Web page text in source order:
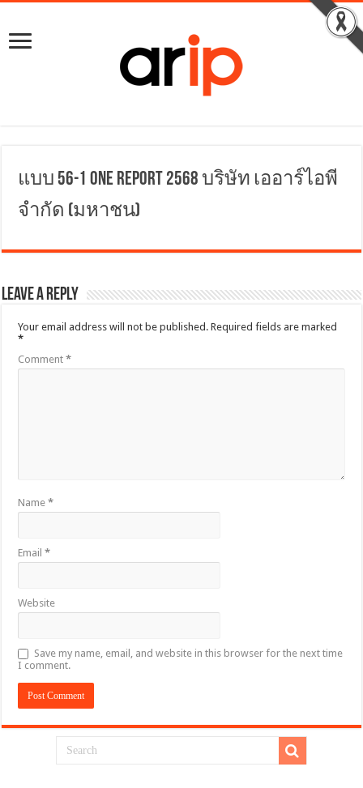
แบบ 56-1 One Report 2568 บริษัท เออาร์ไอพี
จำกัด (มหาชน)
Leave a Reply
Your email address will not be published. Required fields are marked
*
Comment*
Name*
Email*
Website
Save my name, email, and website in this browser for the next time
I comment.